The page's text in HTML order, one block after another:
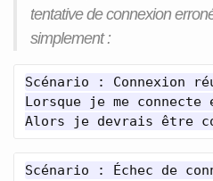
tentative de connexion
simplement :
Scénario : Connexion
Lorsque je me connecte
Scénario : Échec de